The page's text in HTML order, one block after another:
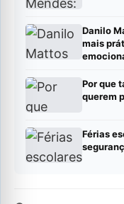
Danilo
mais
Por que
querem
Férias